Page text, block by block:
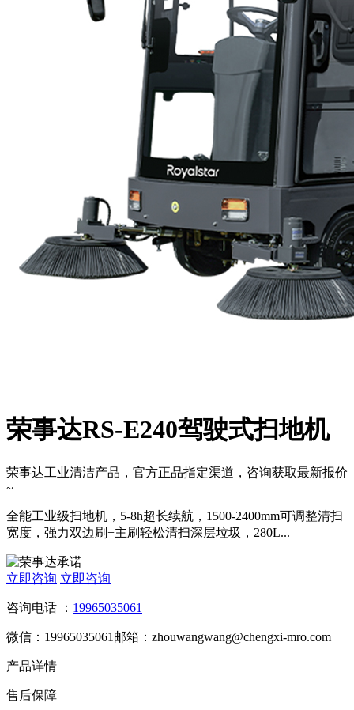
荣事达RS-E240驾驶式扫地机
荣事达工业清洁产品，官方正品指定渠道，咨询获取最新报价
~
全能工业级扫地机，5-8h超长续航，1500-2400mm可调整清扫
宽度，强力双边刷+主刷轻松清扫深层垃圾，280L...
立即咨询 立即咨询
咨询电话 ： 19965035061
微信：19965035061 邮箱：zhouwangwang@chengxi-mro.com
产品详情
售后保障